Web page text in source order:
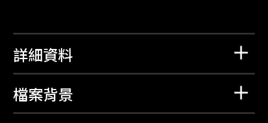
詳細資料
檔案背景